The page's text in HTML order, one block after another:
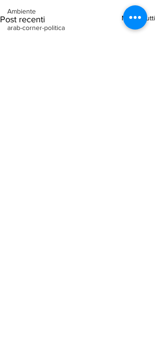
Ambiente
arab-corner-politica
Post recenti Mostra tutti